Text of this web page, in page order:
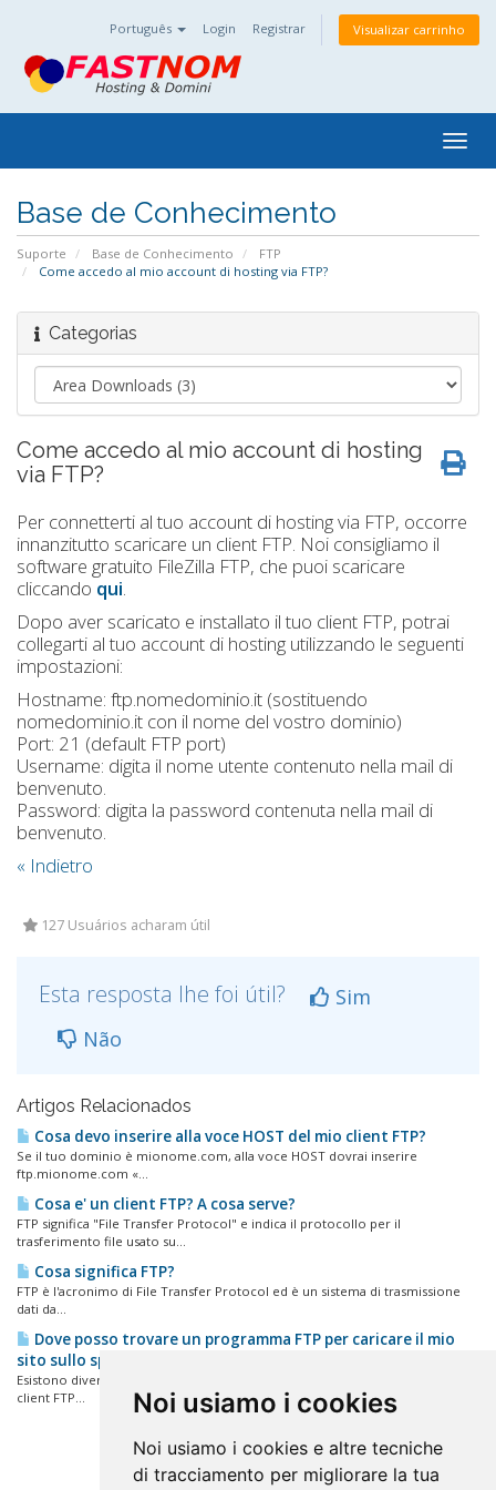
Noi usiamo i cookies
Noi usiamo i cookies e altre tecniche
di tracciamento per migliorare la tua
Português Login Registrar Visualizar carrinho
Base de Conhecimento
Suporte Base de Conhecimento
FTP
Come accedo al mio account di hosting via FTP?
Categorias
Come accedo al mio account di hosting
via FTP?
Per connetterti al tuo account di hosting via FTP, occorre
innanzitutto scaricare un client FTP. Noi consigliamo il
software gratuito FileZilla FTP, che puoi scaricare
cliccando qui.
Dopo aver scaricato e installato il tuo client FTP, potrai
collegarti al tuo account di hosting utilizzando le seguenti
impostazioni:
Hostname: ftp.nomedominio.it (sostituendo
nomedominio.it con il nome del vostro dominio)
Port: 21 (default FTP port)
Username: digita il nome utente contenuto nella mail di
benvenuto.
Password: digita la password contenuta nella mail di
benvenuto.
« Indietro
127 Usuários acharam útil
Esta resposta lhe foi útil?
Sim
Não
Artigos Relacionados
Cosa devo inserire alla voce HOST del mio client FTP?
Se il tuo dominio è mionome.com, alla voce HOST dovrai inserire
ftp.mionome.com «...
Cosa e' un client FTP? A cosa serve?
FTP significa "File Transfer Protocol" e indica il protocollo per il
trasferimento file usato su...
Cosa significa FTP?
FTP è l'acronimo di File Transfer Protocol ed è un sistema di trasmissione
dati da...
Dove posso trovare un programma FTP per caricare il mio
sito sullo spazio web?
Esistono diversi client FTP scaricabili gratuitamente. Trovi una selezione di
client FTP...